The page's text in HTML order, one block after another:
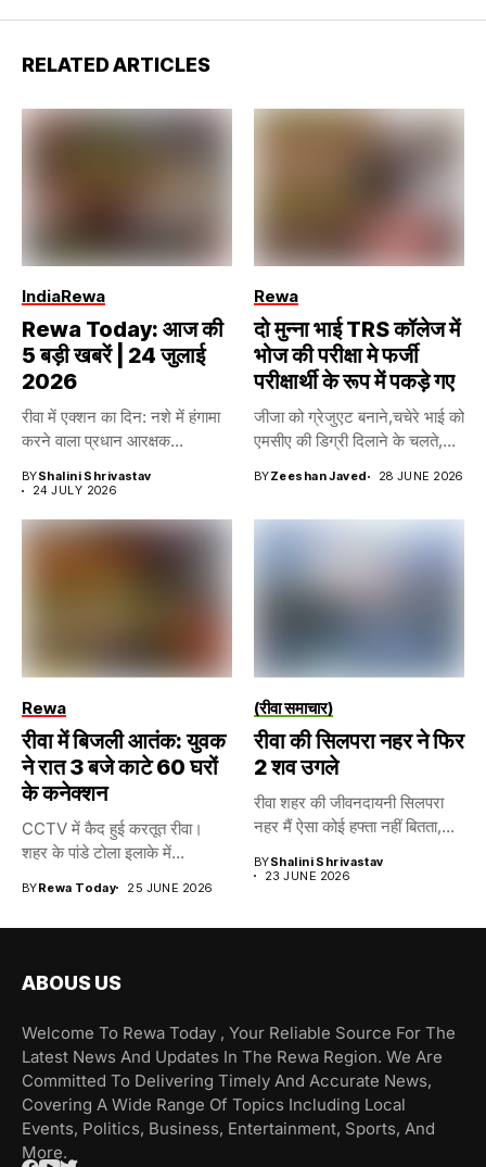
RELATED ARTICLES
IndiaRewa
Rewa Today: आज की
5 बड़ी खबरें | 24 जुलाई
2026
रीवा में एक्शन का दिन: नशे में हंगामा
करने वाला प्रधान आरक्षक...
BYShalini Shrivastav
24 JULY 2026
Rewa
दो मुन्ना भाई TRS कॉलेज में
भोज की परीक्षा मे फर्जी
परीक्षार्थी के रूप में पकड़े गए
जीजा को ग्रेजुएट बनाने,चचेरे भाई को
एमसीए की डिग्री दिलाने के चलते,...
BYZeeshan Javed 28 JUNE 2026
Rewa
रीवा में बिजली आतंक: युवक
ने रात 3 बजे काटे 60 घरों
के कनेक्शन
CCTV में कैद हुई करतूत रीवा।
शहर के पांडे टोला इलाके में...
BYRewa Today 25 JUNE 2026
(रीवा समाचार)
रीवा की सिलपरा नहर ने फिर
2 शव उगले
रीवा शहर की जीवनदायनी सिलपरा
नहर मैं ऐसा कोई हफ्ता नहीं बितता,...
BYShalini Shrivastav
23 JUNE 2026
ABOUS US
Welcome To Rewa Today , Your Reliable Source For The
Latest News And Updates In The Rewa Region. We Are
Committed To Delivering Timely And Accurate News,
Covering A Wide Range Of Topics Including Local
Events, Politics, Business, Entertainment, Sports, And
More.